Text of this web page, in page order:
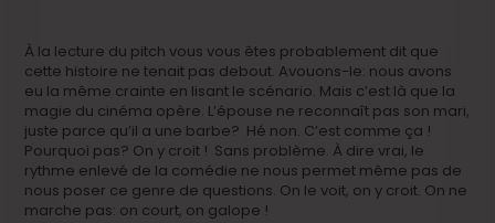
À la lecture du pitch vous vous êtes probablement dit que
cette histoire ne tenait pas debout. Avouons-le: nous avons
eu la même crainte en lisant le scénario. Mais c’est là que la
magie du cinéma opère. L’épouse ne reconnaît pas son mari,
juste parce qu’il a une barbe? Hé non. C’est comme ça !
Pourquoi pas? On y croit ! Sans problème. À dire vrai, le
rythme enlevé de la comédie ne nous permet même pas de
nous poser ce genre de questions. On le voit, on y croit. On ne
marche pas: on court, on galope !